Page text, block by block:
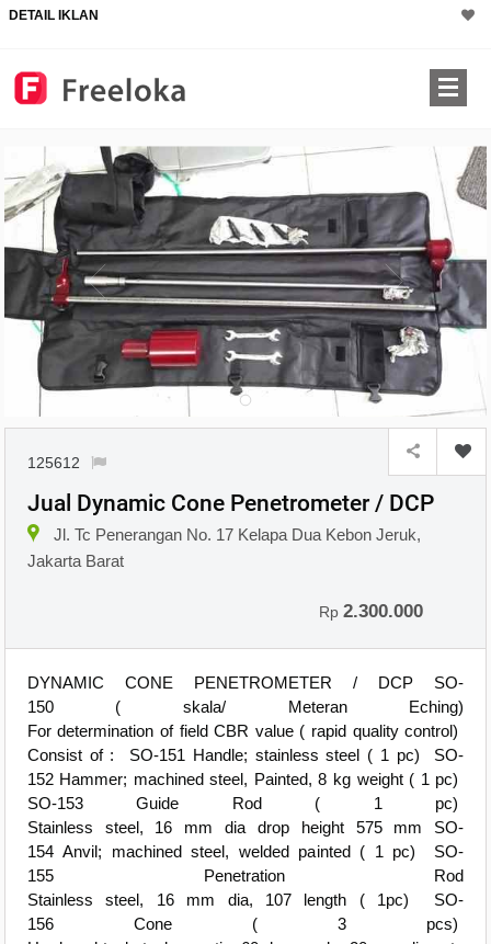
DETAIL IKLAN
125612
Jual Dynamic Cone Penetrometer / DCP
Jl. Tc Penerangan No. 17 Kelapa Dua Kebon Jeruk,
Jakarta Barat
Rp2.300.000
DYNAMIC CONE PENETROMETER / DCP SO-
150 ( skala/ Meteran Eching)
For determination of field CBR value ( rapid quality control)
Consist of : SO-151 Handle; stainless steel ( 1 pc) SO-
152 Hammer; machined steel, Painted, 8 kg weight ( 1 pc)
SO-153 Guide Rod ( 1 pc)
Stainless steel, 16 mm dia drop height 575 mm SO-
154 Anvil; machined steel, welded painted ( 1 pc) SO-
155 Penetration Rod
Stainless steel, 16 mm dia, 107 length ( 1pc) SO-
156 Cone ( 3 pcs)